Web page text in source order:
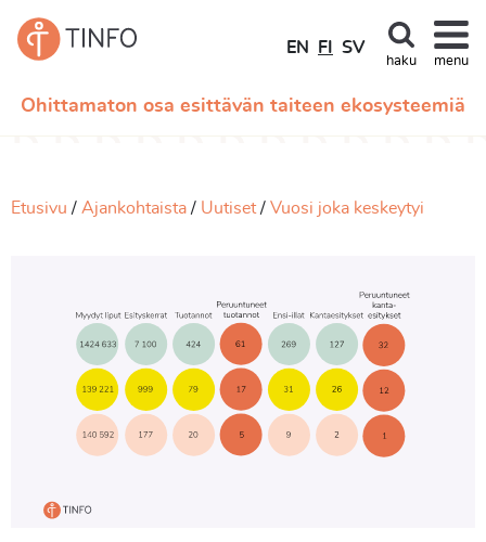
Ohittamaton osa esittävän taiteen ekosysteemiä
EN FI SV
haku menu
Etusivu Ajankohtaista Uutiset Vuosi joka keskeytyi